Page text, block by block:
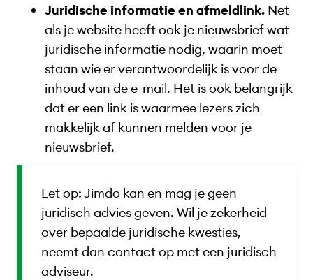
Juridische informatie en afmeldlink. Net
als je website heeft ook je nieuwsbrief wat
juridische informatie nodig, waarin moet
staan wie er verantwoordelijk is voor de
inhoud van de e-mail. Het is ook belangrijk
dat er een link is waarmee lezers zich
makkelijk af kunnen melden voor je
nieuwsbrief.
Let op: Jimdo kan en mag je geen
juridisch advies geven. Wil je zekerheid
over bepaalde juridische kwesties,
neemt dan contact op met een juridisch
adviseur.